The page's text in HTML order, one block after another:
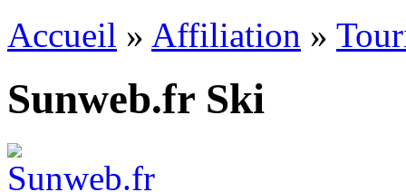
Accueil » Affiliation »
Sunweb.fr Ski